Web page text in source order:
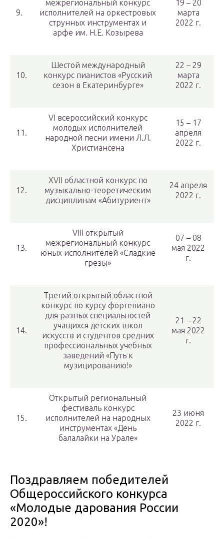
9.
межрегиональный конкурс
исполнителей на оркестровых
струнных инструментах и
арфе им. Н.Е. Козырева
19 – 20
марта
2022 г.
10.
Шестой международный
конкурс пианистов «Русский
сезон в Екатеринбурге»
22 – 29
марта
2022 г.
11.
VI всероссийский конкурс
молодых исполнителей
народной песни имени Л.Л.
Христиансена
15 – 17
апреля
2022 г.
12.
XVII областной конкурс по
музыкально-теоретическим
дисциплинам «Абитуриент»
24 апреля
2022 г.
13.
VIII открытый
межрегиональный конкурс
юных исполнителей «Сладкие
грезы»
07 – 08
мая 2022
г.
14.
Третий открытый областной
конкурс по курсу фортепиано
для разных специальностей
учащихся детских школ
искусств и студентов средних
профессиональных учебных
заведений «Путь к
музицированию!»
21 – 22
мая 2022
г.
15.
Открытый региональный
фестиваль конкурс
исполнителей на народных
инструментах «День
балалайки на Урале»
23 июня
2022 г.
Поздравляем победителей
Общероссийского конкурса
«Молодые дарования России
2020»!